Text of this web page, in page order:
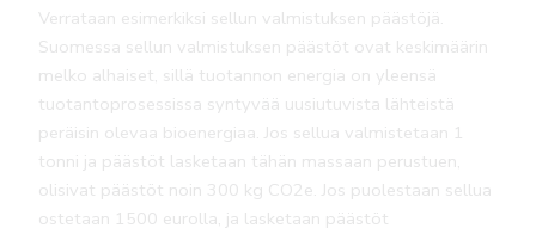
Verrataan esimerkiksi sellun valmistuksen päästöjä.
Suomessa sellun valmistuksen päästöt ovat keskimäärin
melko alhaiset, sillä tuotannon energia on yleensä
tuotantoprosessissa syntyvää uusiutuvista lähteistä
peräisin olevaa bioenergiaa. Jos sellua valmistetaan 1
tonni ja päästöt lasketaan tähän massaan perustuen,
olisivat päästöt noin 300 kg CO2e. Jos puolestaan sellua
ostetaan 1500 eurolla, ja lasketaan päästöt